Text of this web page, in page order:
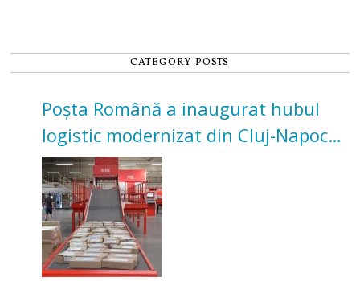
CATEGORY POSTS
Poșta Română a inaugurat hubul
logistic modernizat din Cluj-Napoca.
Investiție de 3 milioane de euro